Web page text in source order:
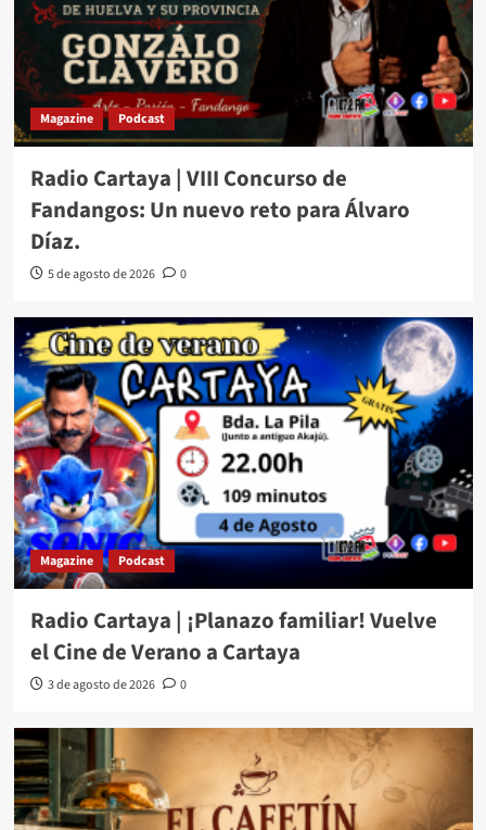
Magazine Podcast
Radio Cartaya | VIII Concurso de
Fandangos: Un nuevo reto para Álvaro
Díaz.
5 de agosto de 2026 0
Magazine Podcast
Radio Cartaya | ¡Planazo familiar! Vuelve
el Cine de Verano a Cartaya
3 de agosto de 2026 0